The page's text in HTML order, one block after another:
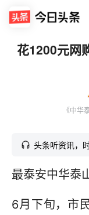
花1200元网
《中华
头条听资讯，
最泰安中华泰
6月下旬，市